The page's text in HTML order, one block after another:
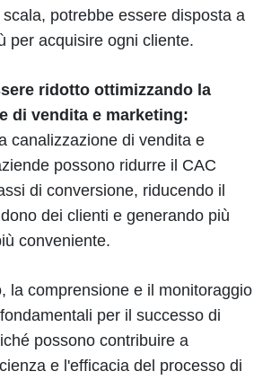
potrebbe essere disposta a
per acquisire ogni cliente.
ridotto ottimizzando la
di vendita e marketing:
canalizzazione di vendita e
possono ridurre il CAC
di conversione, riducendo il
dei clienti e generando più
conveniente.
la comprensione e il monitoraggio
per il successo di
possono contribuire a
e l'efficacia del processo di